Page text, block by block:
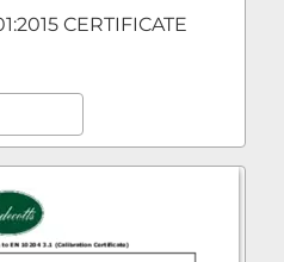
CERTIFICATE